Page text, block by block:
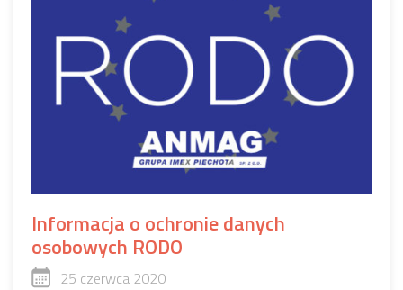
Informacja o ochronie danych
osobowych RODO
25 czerwca 2020